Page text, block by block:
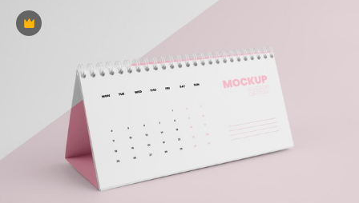
Premium